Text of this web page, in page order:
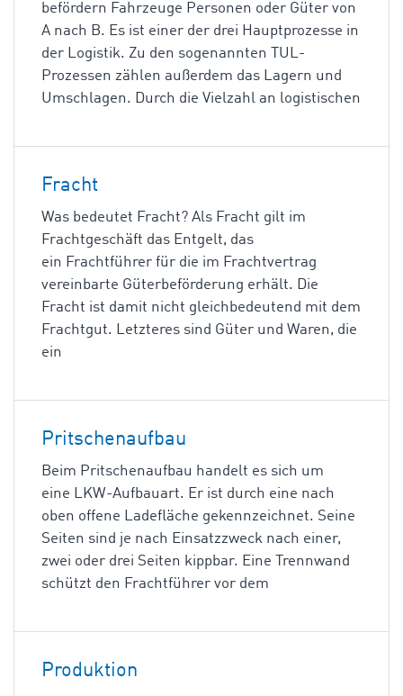
befördern Fahrzeuge Personen oder Güter von
A nach B. Es ist einer der drei Hauptprozesse in
der Logistik. Zu den sogenannten TUL-
Prozessen zählen außerdem das Lagern und
Umschlagen. Durch die Vielzahl an logistischen
Fracht
Was bedeutet Fracht? Als Fracht gilt im
Frachtgeschäft das Entgelt, das
ein Frachtführer für die im Frachtvertrag
vereinbarte Güterbeförderung erhält. Die
Fracht ist damit nicht gleichbedeutend mit dem
Frachtgut. Letzteres sind Güter und Waren, die
ein
Pritschenaufbau
Beim Pritschenaufbau handelt es sich um
eine LKW-Aufbauart. Er ist durch eine nach
oben offene Ladefläche gekennzeichnet. Seine
Seiten sind je nach Einsatzzweck nach einer,
zwei oder drei Seiten kippbar. Eine Trennwand
schützt den Frachtführer vor dem
Produktion